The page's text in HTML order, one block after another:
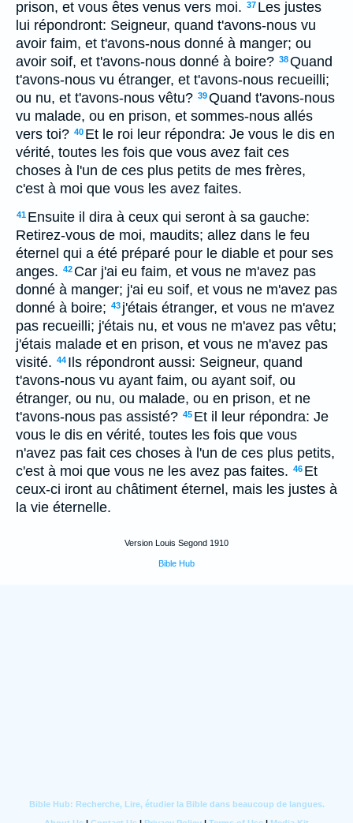
prison, et vous êtes venus vers moi. 37 Les justes
lui répondront: Seigneur, quand t'avons-nous vu
avoir faim, et t'avons-nous donné à manger; ou
avoir soif, et t'avons-nous donné à boire? 38Quand
t'avons-nous vu étranger, et t'avons-nous recueilli;
ou nu, et t'avons-nous vêtu? 39Quand t'avons-nous
vu malade, ou en prison, et sommes-nous allés
vers toi? 40 Et le roi leur répondra: Je vous le dis en
vérité, toutes les fois que vous avez fait ces
choses à l'un de ces plus petits de mes frères,
c'est à moi que vous les avez faites.
41 Ensuite il dira à ceux qui seront à sa gauche:
Retirez-vous de moi, maudits; allez dans le feu
éternel qui a été préparé pour le diable et pour ses
anges. 42 Car j'ai eu faim, et vous ne m'avez pas
donné à manger; j'ai eu soif, et vous ne m'avez pas
donné à boire; 43 j'étais étranger, et vous ne m'avez
pas recueilli; j'étais nu, et vous ne m'avez pas vêtu;
j'étais malade et en prison, et vous ne m'avez pas
visité. 44 Ils répondront aussi: Seigneur, quand
t'avons-nous vu ayant faim, ou ayant soif, ou
étranger, ou nu, ou malade, ou en prison, et ne
t'avons-nous pas assisté? 45 Et il leur répondra: Je
vous le dis en vérité, toutes les fois que vous
n'avez pas fait ces choses à l'un de ces plus petits,
c'est à moi que vous ne les avez pas faites. 46 Et
ceux-ci iront au châtiment éternel, mais les justes à
la vie éternelle.
Version Louis Segond 1910
Bible Hub